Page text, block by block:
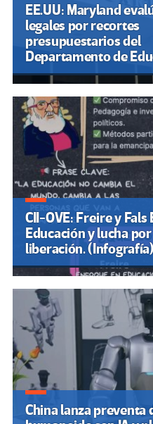
EE.UU: Maryland
legales por recortes
presupuestarios del
Departamento de
CII-OVE: Freire y Fals
Educación y lucha
liberación. (Infografía)
China lanza preventa